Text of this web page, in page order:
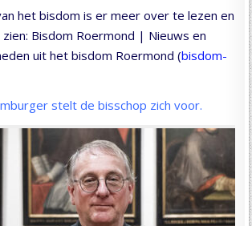
het bisdom is er meer over te lezen en
Bisdom Roermond | Nieuws en
uit het bisdom Roermond (bisdom-
stelt de bisschop zich voor.